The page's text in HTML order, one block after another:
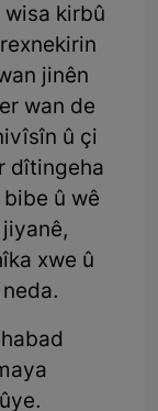
kirbû
jinên
wan de
û çi
dîtingeha
û wê
xwe û